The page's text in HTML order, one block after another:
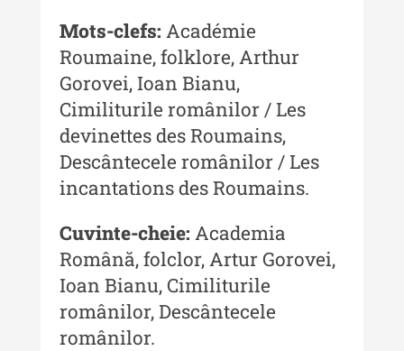
Indexul Publicațiilor
Mots-clefs: Académie
Roumaine, folklore, Arthur
Gorovei, Ioan Bianu,
Cimiliturile românilor / Les
devinettes des Roumains,
Descântecele românilor / Les
incantations des Roumains.
Cuvinte-cheie: Academia
Română, folclor, Artur Gorovei,
Ioan Bianu, Cimiliturile
românilor, Descântecele
românilor.